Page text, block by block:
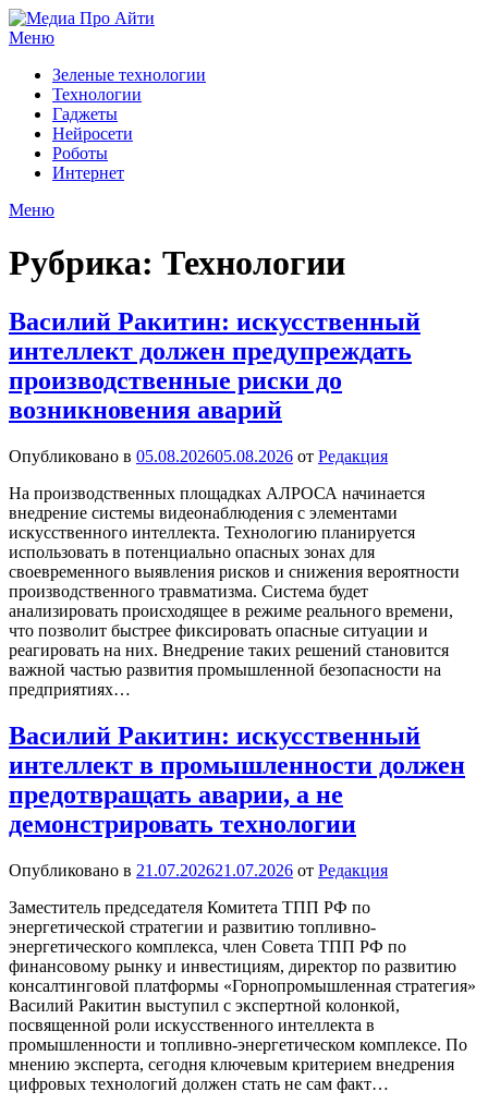
Перейти
к
Меню
Зеленые технологии
Технологии
Гаджеты
Нейросети
Роботы
Интернет
Меню
Рубрика: Технологии
Василий Ракитин: искусственный
интеллект должен предупреждать
производственные риски до
возникновения аварий
Опубликовано в 05.08.202605.08.2026 от Редакция
На производственных площадках АЛРОСА начинается
внедрение системы видеонаблюдения с элементами
искусственного интеллекта. Технологию планируется
использовать в потенциально опасных зонах для
своевременного выявления рисков и снижения вероятности
производственного травматизма. Система будет
анализировать происходящее в режиме реального времени,
что позволит быстрее фиксировать опасные ситуации и
реагировать на них. Внедрение таких решений становится
важной частью развития промышленной безопасности на
предприятиях…
Василий Ракитин: искусственный
интеллект в промышленности должен
предотвращать аварии, а не
демонстрировать технологии
Опубликовано в 21.07.202621.07.2026 от Редакция
Заместитель председателя Комитета ТПП РФ по
энергетической стратегии и развитию топливно-
энергетического комплекса, член Совета ТПП РФ по
финансовому рынку и инвестициям, директор по развитию
консалтинговой платформы «Горнопромышленная стратегия»
Василий Ракитин выступил с экспертной колонкой,
посвященной роли искусственного интеллекта в
промышленности и топливно-энергетическом комплексе. По
мнению эксперта, сегодня ключевым критерием внедрения
цифровых технологий должен стать не сам факт…